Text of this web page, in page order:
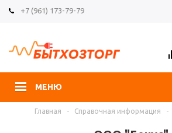
+7 (961) 173-79-79
МЕНЮ
Главная - Справочная информация -